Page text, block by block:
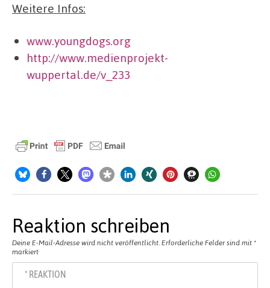
Weitere Infos:
www.youngdogs.org
http://www.medienprojekt-
wuppertal.de/v_233
Reaktion schreiben
Deine E-Mail-Adresse wird nicht veröffentlicht. Erforderliche Felder sind mit *
markiert